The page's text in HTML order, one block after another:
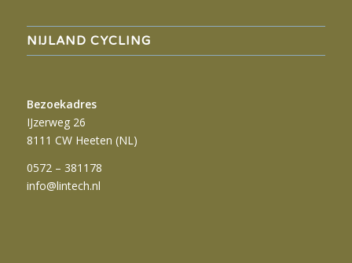
NIJLAND CYCLING
Bezoekadres
IJzerweg 26
8111 CW Heeten (NL)
0572 – 381178
info@lintech.nl